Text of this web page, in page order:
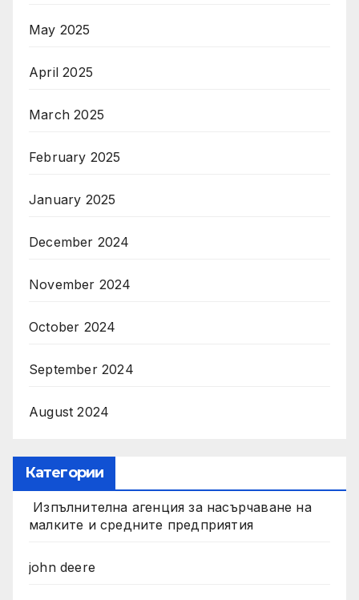
May 2025
April 2025
March 2025
February 2025
January 2025
December 2024
November 2024
October 2024
September 2024
August 2024
Категории
Изпълнителна агенция за насърчаване на
малките и средните предприятия
john deere